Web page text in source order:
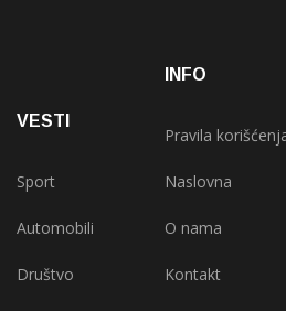
VESTI
Sport
Automobili
Društvo
INFO
Pravila
Naslovna
O nama
Kontakt